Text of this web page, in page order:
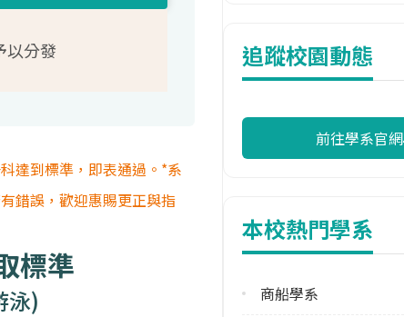
以分發
達到標準，即表通過。*系
錯誤，歡迎惠賜更正與指
標準
泳)
114年學費
16,960 元/學期
114年雜費
10,630 元/學期
校際選課人數
113學年度上學期
追蹤校園動態
前往學系官網
本校熱門學系
商船學系